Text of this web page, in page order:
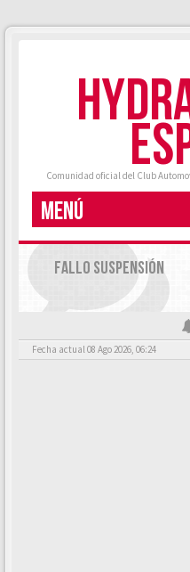
Comunidad oficial del Club
MENÚ
FALLO SUSPENSIÓN
Fecha actual 08 Ago 2026, 06:24